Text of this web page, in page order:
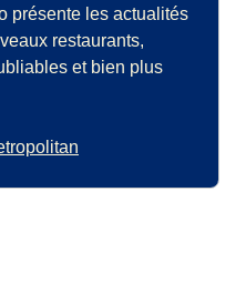
présente les actualités
restaurants,
et bien plus